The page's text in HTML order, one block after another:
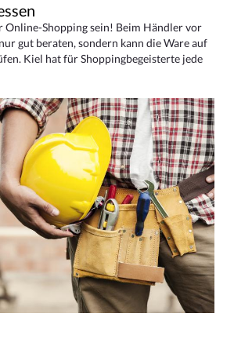
Online-Shopping sein! Beim Händler vor
gut beraten, sondern kann die Ware auf
Kiel hat für Shoppingbegeisterte jede